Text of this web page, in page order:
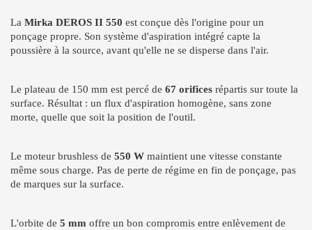
La Mirka DEROS II 550 est conçue dès l'origine pour un
ponçage propre. Son système d'aspiration intégré capte la
poussière à la source, avant qu'elle ne se disperse dans l'air.
Le plateau de 150 mm est percé de 67 orifices répartis sur toute la
surface. Résultat : un flux d'aspiration homogène, sans zone
morte, quelle que soit la position de l'outil.
Le moteur brushless de 550 W maintient une vitesse constante
même sous charge. Pas de perte de régime en fin de ponçage, pas
de marques sur la surface.
L'orbite de 5 mm offre un bon compromis entre enlèvement de